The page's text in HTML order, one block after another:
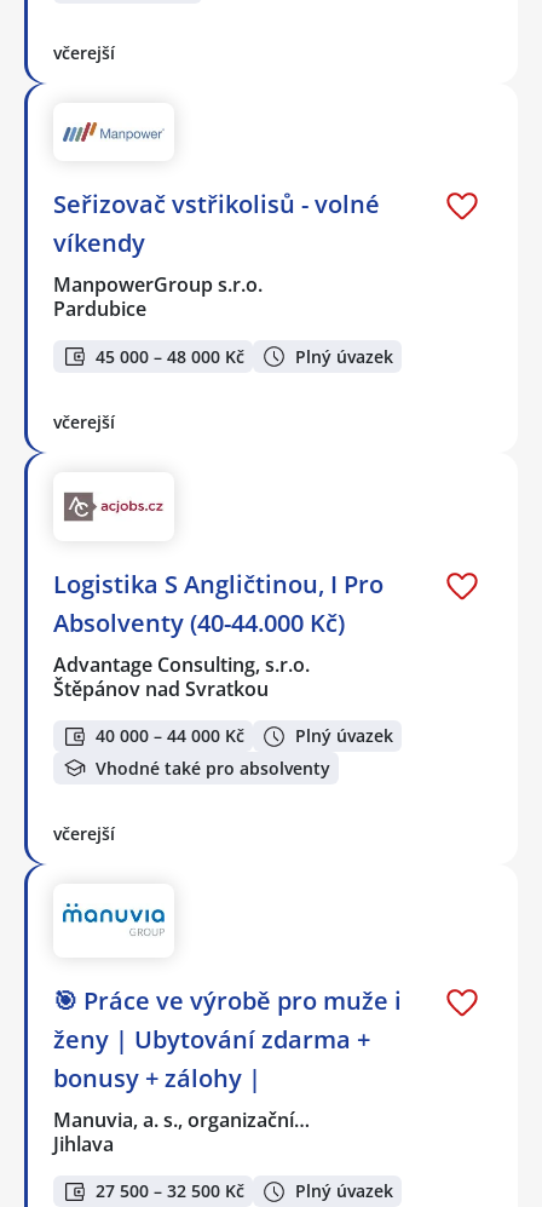
včerejší
Seřizovač vstřikolisů - volné
víkendy
ManpowerGroup s.r.o.
Pardubice
45 000 – 48 000 Kč Plný úvazek
včerejší
Logistika S Angličtinou, I Pro
Absolventy (40-44.000 Kč)
Advantage Consulting, s.r.o.
Štěpánov nad Svratkou
40 000 – 44 000 Kč
Plný úvazek
Vhodné také pro absolventy
včerejší
🎯 Práce ve výrobě pro muže i
ženy | Ubytování zdarma +
bonusy + zálohy |
Manuvia, a. s., organizační…
Jihlava
27 500 – 32 500 Kč Plný úvazek